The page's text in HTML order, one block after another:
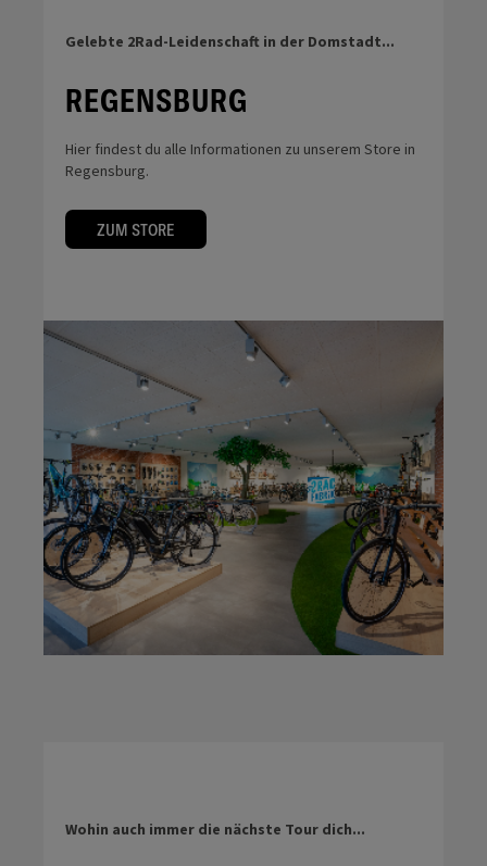
Gelebte 2Rad-Leidenschaft in der Domstadt...
REGENSBURG
Hier findest du alle Informationen zu unserem Store in
Regensburg.
ZUM STORE
Wohin auch immer die nächste Tour dich...